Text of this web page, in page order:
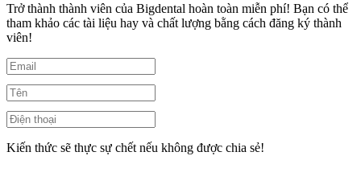
Trở thành thành viên của Bigdental hoàn toàn miễn phí! Bạn có thể
tham khảo các tài liệu hay và chất lượng bằng cách đăng ký thành
viên!
Kiến thức sẽ thực sự chết nếu không được chia sẻ!